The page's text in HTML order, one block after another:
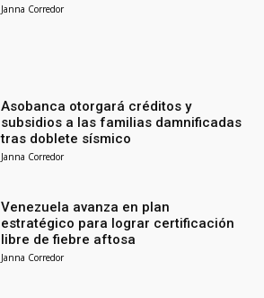
Janna Corredor
Asobanca otorgará créditos y
subsidios a las familias damnificadas
tras doblete sísmico
Janna Corredor
Venezuela avanza en plan
estratégico para lograr certificación
libre de fiebre aftosa
Janna Corredor